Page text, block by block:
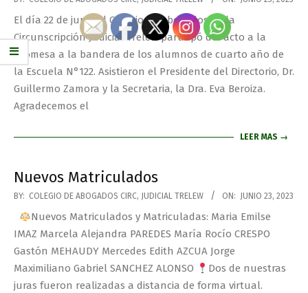
El día 22 de junio el Colegio de Abogados de la
Circunscripción Judicial Trelew participó del acto a la
promesa a la bandera de los alumnos de cuarto año de
la Escuela N°122. Asistieron el Presidente del Directorio, Dr.
Guillermo Zamora y la Secretaria, la Dra. Eva Beroiza.
Agradecemos el
LEER MAS →
Nuevos Matriculados
BY: COLEGIO DE ABOGADOS CIRC, JUDICIAL TRELEW ON: JUNIO 23, 2023
Nuevos Matriculados y Matriculadas: Maria Emilse
IMAZ Marcela Alejandra PAREDES María Rocío CRESPO
Gastón MEHAUDY Mercedes Edith AZCUA Jorge
Maximiliano Gabriel SANCHEZ ALONSO
Dos de nuestras
juras fueron realizadas a distancia de forma virtual.